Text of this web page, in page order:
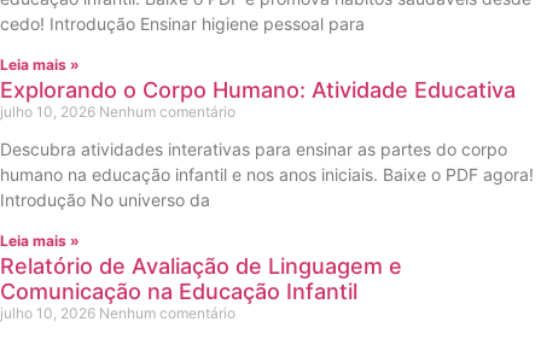
cedo! Introdução Ensinar higiene pessoal para
Leia mais »
Explorando o Corpo Humano: Atividade Educativa
julho 10, 2026 Nenhum comentário
Descubra atividades interativas para ensinar as partes do corpo
humano na educação infantil e nos anos iniciais. Baixe o PDF agora!
Introdução No universo da
Leia mais »
Relatório de Avaliação de Linguagem e
Comunicação na Educação Infantil
julho 10, 2026 Nenhum comentário